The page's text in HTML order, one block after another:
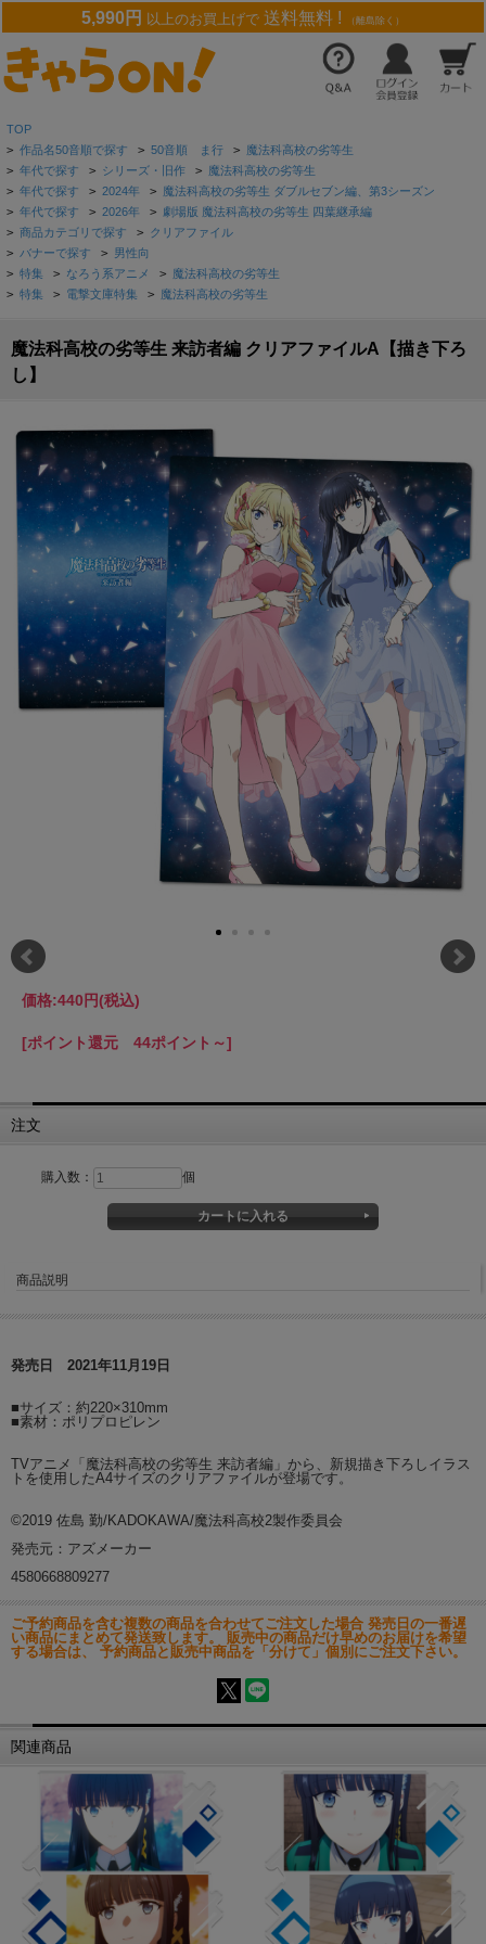
5,990円 以上のお買上げで 送料無料 ! （離島除く）
TOP
> 作品名50音順で探す > 50音順 ま行 > 魔法科高校の劣等生
> 年代で探す > シリーズ・旧作 > 魔法科高校の劣等生
> 年代で探す > 2024年 > 魔法科高校の劣等生 ダブルセブン編、第3シーズン
> 年代で探す > 2026年 > 劇場版 魔法科高校の劣等生 四葉継承編
> 商品カテゴリで探す > クリアファイル
> バナーで探す > 男性向
> 特集 > なろう系アニメ > 魔法科高校の劣等生
> 特集 > 電撃文庫特集 > 魔法科高校の劣等生
魔法科高校の劣等生 来訪者編 クリアファイルA【描き下ろ
し】
価格:440円(税込)
[ポイント還元 44ポイント～]
注文
購入数： 個
商品説明
発売日 2021年11月19日
■サイズ：約220×310mm
■素材：ポリプロピレン
TVアニメ「魔法科高校の劣等生 来訪者編」から、新規描き下ろしイラス
トを使用したA4サイズのクリアファイルが登場です。
©2019 佐島 勤/KADOKAWA/魔法科高校2製作委員会
発売元：アズメーカー
4580668809277
ご予約商品を含む複数の商品を合わせてご注文した場合 発売日の一番遅
い商品にまとめて発送致します。 販売中の商品だけ早めのお届けを希望
する場合は、 予約商品と販売中商品を「分けて」個別にご注文下さい。
関連商品